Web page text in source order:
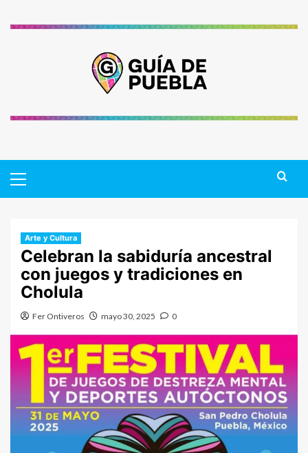
Menu
Arte y Cultura
Celebran la sabiduría ancestral
con juegos y tradiciones en
Cholula
Fer Ontiveros mayo 30, 2025 0